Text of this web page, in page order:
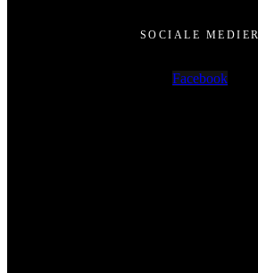
SOCIALE MEDIER
Facebook